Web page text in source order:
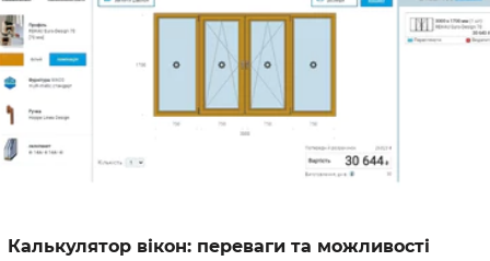
Калькулятор вікон: переваги та можливості